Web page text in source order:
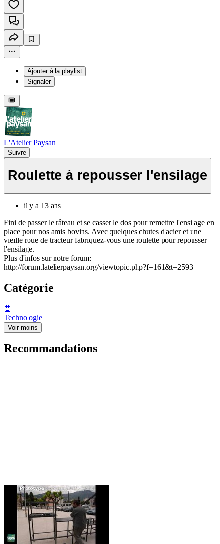
Ajouter à la playlist
Signaler
L'Atelier Paysan
Suivre
Roulette à repousser l'ensilage
il y a 13 ans
Fini de passer le râteau et se casser le dos pour remettre l'ensilage en
place pour nos amis bovins. Avec quelques chutes d'acier et une
vieille roue de tracteur fabriquez-vous une roulette pour repousser
l'ensilage.
Plus d'infos sur notre forum:
http://forum.latelierpaysan.org/viewtopic.php?f=161&t=2593
Catégorie
🤖
Technologie
Voir moins
Recommandations